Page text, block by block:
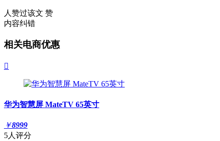
人赞过该文 赞
内容纠错
相关电商优惠

华为智慧屏 MateTV 65英寸
￥8999
5人评分